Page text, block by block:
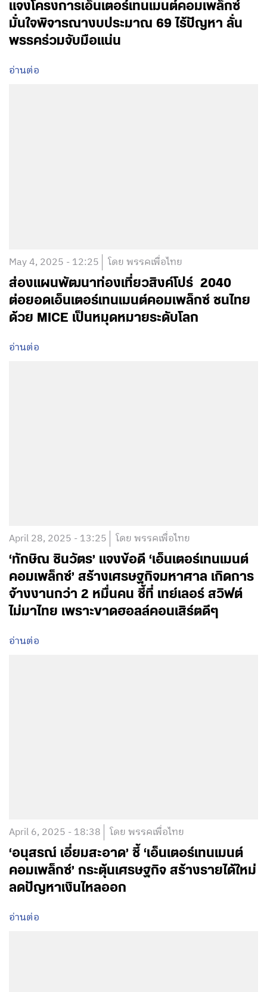
แจงโครงการเอ็นเตอร์เทนเมนต์คอมเพล็กซ์
มั่นใจพิจารณางบประมาณ 69 ไร้ปัญหา ลั่น
พรรคร่วมจับมือแน่น
อ่านต่อ
May 4, 2025 - 12:25 โดย พรรคเพื่อไทย
ส่องแผนพัฒนาท่องเที่ยวสิงค์โปร์ 2040
ต่อยอดเอ็นเตอร์เทนเมนต์คอมเพล็กซ์ ชนไทย
ด้วย MICE เป็นหมุดหมายระดับโลก
อ่านต่อ
April 28, 2025 - 13:25 โดย พรรคเพื่อไทย
‘ทักษิณ ชินวัตร’ แจงข้อดี ‘เอ็นเตอร์เทนเมนต์
คอมเพล็กซ์’ สร้างเศรษฐกิจมหาศาล เกิดการ
จ้างงานกว่า 2 หมื่นคน ชี้ที่ เทย์เลอร์ สวิฟต์
ไม่มาไทย เพราะขาดฮอลล์คอนเสิร์ตดีๆ
อ่านต่อ
April 6, 2025 - 18:38 โดย พรรคเพื่อไทย
‘อนุสรณ์ เอี่ยมสะอาด’ ชี้ ‘เอ็นเตอร์เทนเมนต์
คอมเพล็กซ์’ กระตุ้นเศรษฐกิจ สร้างรายได้ใหม่
ลดปัญหาเงินไหลออก
อ่านต่อ